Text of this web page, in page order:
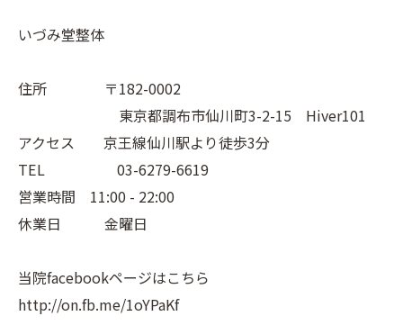
いづみ堂整体
住所 〒182-0002
東京都調布市仙川町3-2-15 Hiver101
アクセス 京王線仙川駅より徒歩3分
TEL 03-6279-6619
営業時間 11:00 - 22:00
休業日 金曜日
当院facebookページはこちら
http://on.fb.me/1oYPaKf